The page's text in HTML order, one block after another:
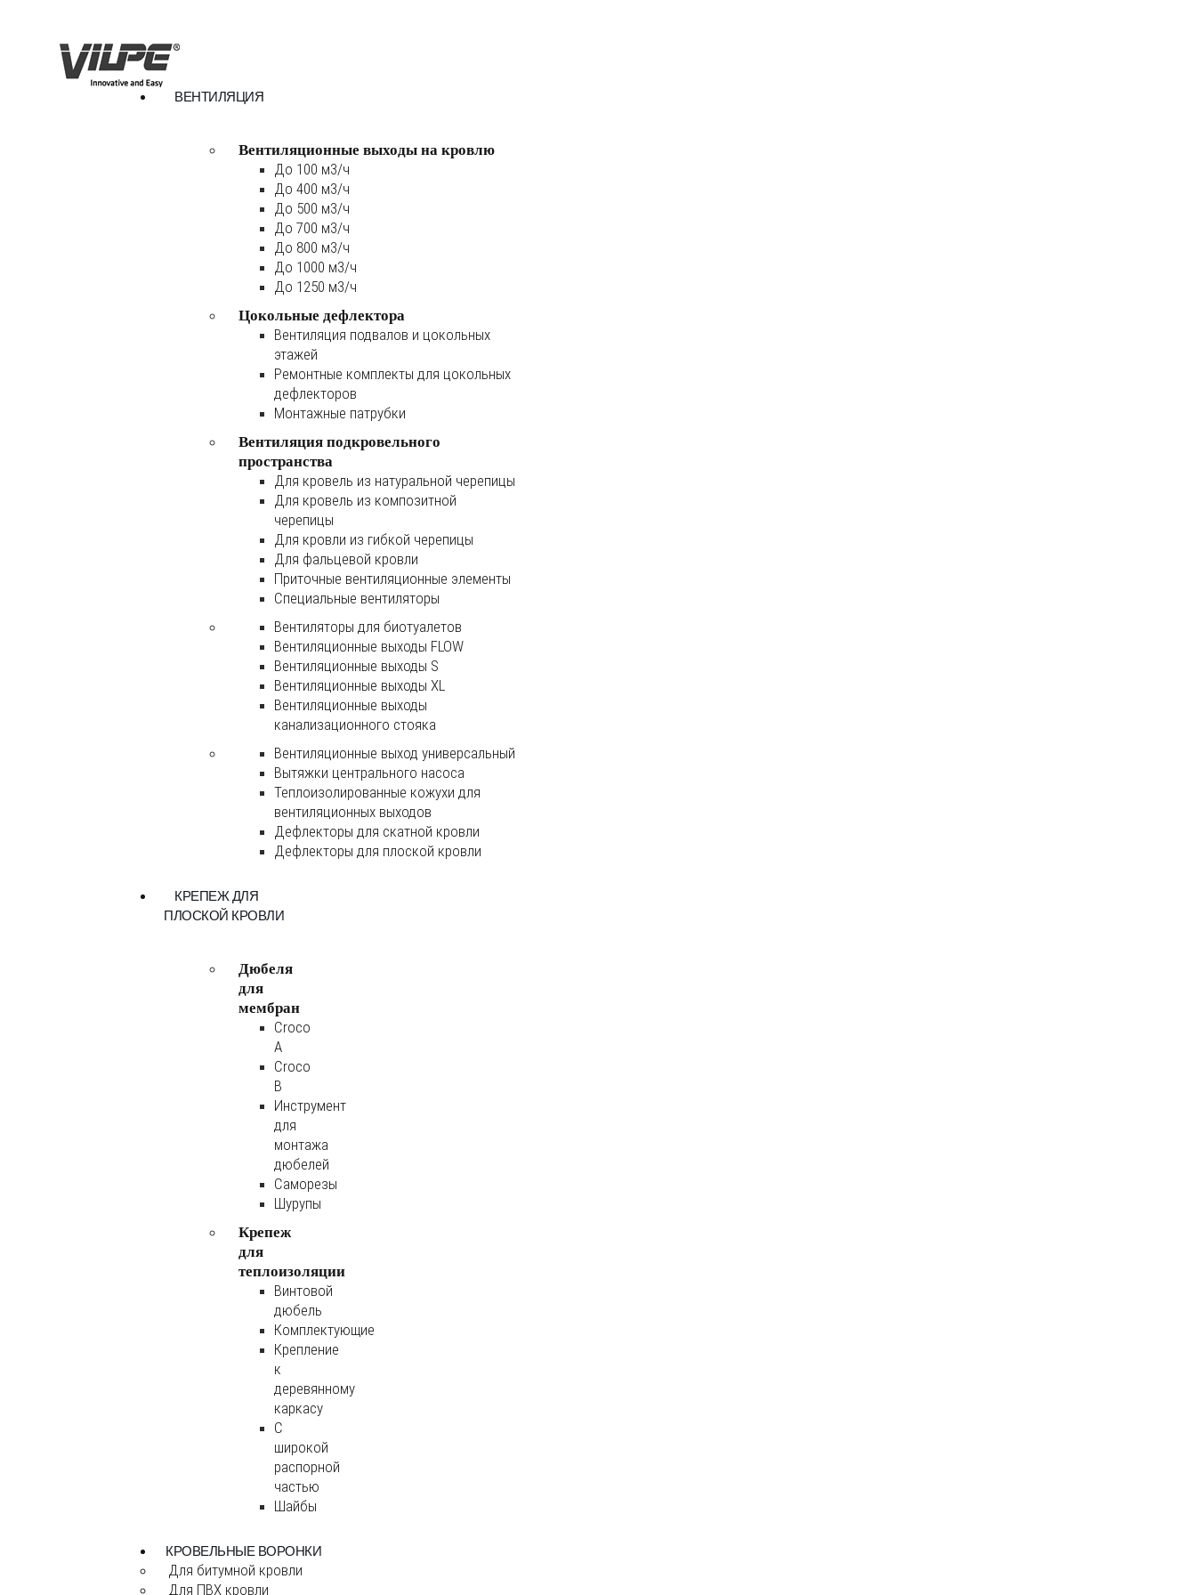
ВЕНТИЛЯЦИЯ
Вентиляционные выходы на кровлю
До 100 м3/ч
До 400 м3/ч
До 500 м3/ч
До 700 м3/ч
До 800 м3/ч
До 1000 м3/ч
До 1250 м3/ч
Цокольные дефлектора
Вентиляция подвалов и цокольных
этажей
Ремонтные комплекты для цокольных
дефлекторов
Монтажные патрубки
Вентиляция подкровельного
пространства
Для кровель из натуральной черепицы
Для кровель из композитной
черепицы
Для кровли из гибкой черепицы
Для фальцевой кровли
Приточные вентиляционные элементы
Специальные вентиляторы
Вентиляторы для биотуалетов
Вентиляционные выходы FLOW
Вентиляционные выходы S
Вентиляционные выходы XL
Вентиляционные выходы
канализационного стояка
Вентиляционные выход универсальный
Вытяжки центрального насоса
Теплоизолированные кожухи для
вентиляционных выходов
Дефлекторы для скатной кровли
Дефлекторы для плоской кровли
КРЕПЕЖ ДЛЯ
ПЛОСКОЙ КРОВЛИ
Дюбеля
для
мембран
Croco
A
Croco
B
Инструмент
для
монтажа
дюбелей
Саморезы
Шурупы
Крепеж
для
теплоизоляции
Винтовой
дюбель
Комплектующие
Крепление
к
деревянному
каркасу
С
широкой
распорной
частью
Шайбы
КРОВЕЛЬНЫЕ ВОРОНКИ
Для битумной кровли
Для ПВХ кровли